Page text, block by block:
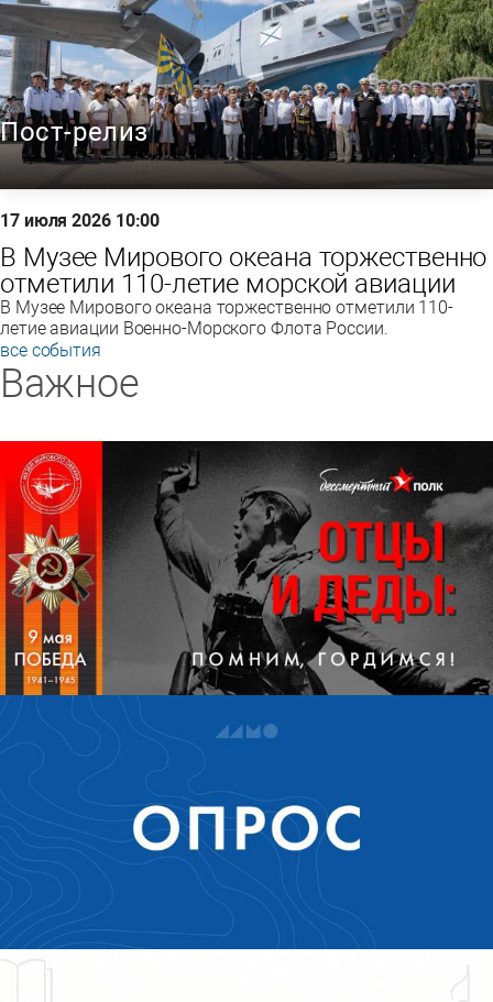
17 июля 2026 10:00
Пост-релиз
В Музее Мирового океана торжественно
отметили 110-летие морской авиации
В Музее Мирового океана торжественно отметили 110-
летие авиации Военно-Морского Флота России.
все события
Важное